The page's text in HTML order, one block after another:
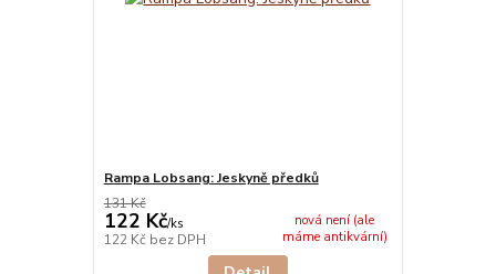
Rampa Lobsang: Jeskyně předků
131 Kč
122 Kč/ks
122 Kč bez DPH
nová není (ale
máme antikvární)